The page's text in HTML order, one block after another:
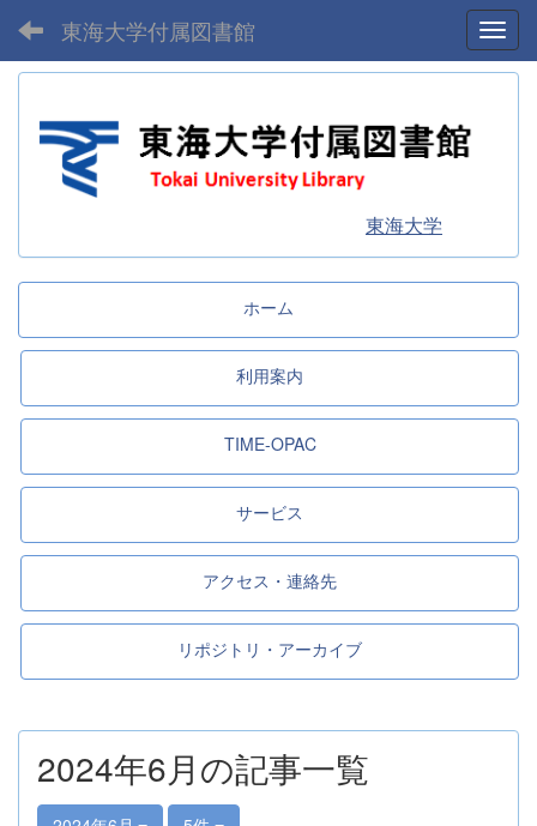
東海大学付属図書館
東海大学
ホーム
利用案内
TIME-OPAC
サービス
アクセス・連絡先
リポジトリ・アーカイブ
2024年6月の記事一覧